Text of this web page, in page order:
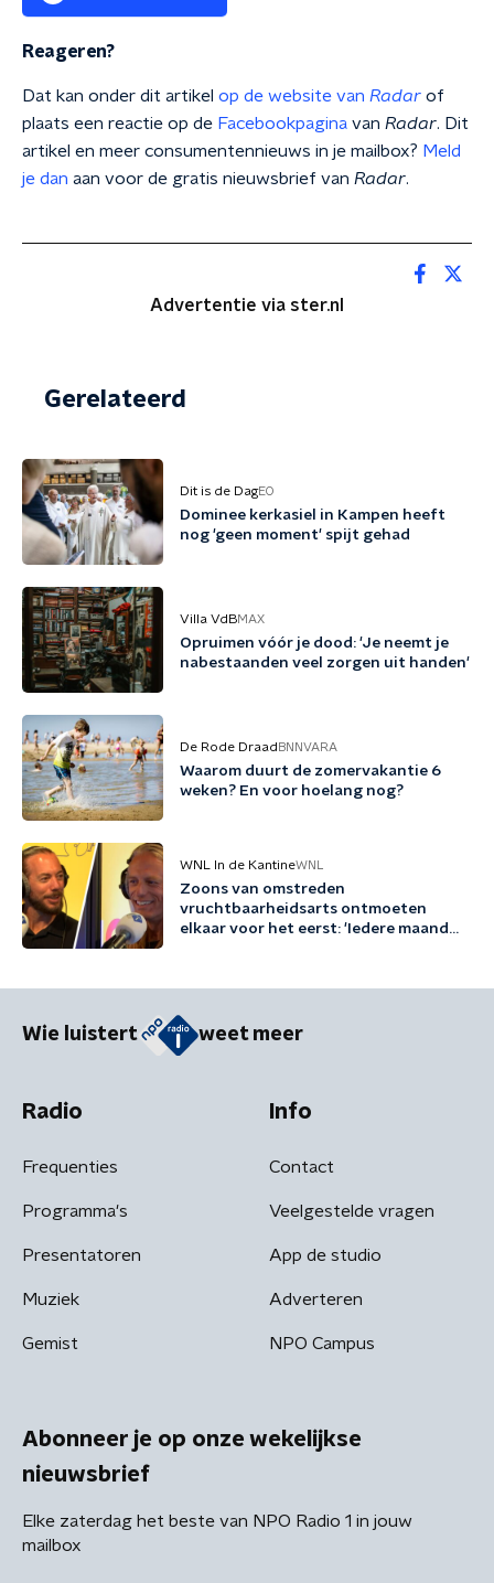
Reageren?
Dat kan onder dit artikel op de website van Radar of
plaats een reactie op de Facebookpagina van Radar. Dit
artikel en meer consumentennieuws in je mailbox? Meld
je dan aan voor de gratis nieuwsbrief van Radar.
Advertentie via ster.nl
Gerelateerd
Dit is de DagEO
Dominee kerkasiel in Kampen heeft
nog 'geen moment' spijt gehad
Villa VdBMAX
Opruimen vóór je dood: 'Je neemt je
nabestaanden veel zorgen uit handen'
De Rode Draad BNNVARA
Waarom duurt de zomervakantie 6
weken? En voor hoelang nog?
WNL In de KantineWNL
Zoons van omstreden
vruchtbaarheidsarts ontmoeten
elkaar voor het eerst: 'Iedere maand
Wie luistert weet meer
Radio
Frequenties
Programma's
Presentatoren
Muziek
Gemist
Info
Contact
Veelgestelde vragen
App de studio
Adverteren
NPO Campus
Abonneer je op onze wekelijkse
nieuwsbrief
Elke zaterdag het beste van NPO Radio 1 in jouw
mailbox